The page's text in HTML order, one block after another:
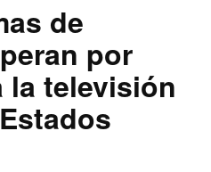
de
por
la televisión